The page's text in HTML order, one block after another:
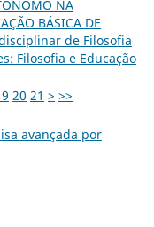
NA
BÁSICA DE
de Filosofia
Filosofia e Educação
20 21 > >>
avançada por